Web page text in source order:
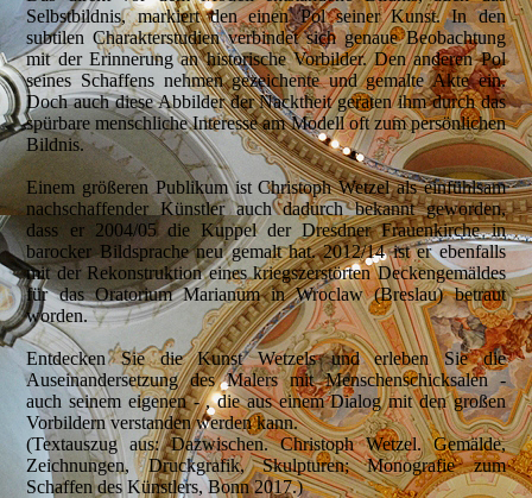
Selbstbildnis, markiert den einen Pol seiner Kunst. In den
subtilen Charakterstudien verbindet sich genaue Beobachtung
mit der Erinnerung an historische Vorbilder. Den anderen Pol
seines Schaffens nehmen gezeichente und gemalte Akte ein.
Doch auch diese Abbilder der Nacktheit geraten ihm durch das
spürbare menschliche Interesse am Modell oft zum persönlichen
Bildnis.
Einem größeren Publikum ist Christoph Wetzel als einfühlsam
nachschaffender Künstler auch dadurch bekannt geworden,
dass er 2004/05 die Kuppel der Dresdner Frauenkirche in
barocker Bildsprache neu gemalt hat. 2012/14 ist er ebenfalls
mit der Rekonstruktion eines kriegszerstörten Deckengemäldes
für das Oratorium Marianum in Wroclaw (Breslau) betraut
worden.
Entdecken Sie die Kunst Wetzels und erleben Sie die
Auseinandersetzung des Malers mit Menschenschicksalen -
auch seinem eigenen - , die aus einem Dialog mit den großen
Vorbildern verstanden werden kann.
(Textauszug aus: Dazwischen. Christoph Wetzel. Gemälde,
Zeichnungen, Druckgrafik, Skulpturen; Monografie zum
Schaffen des Künstlers, Bonn 2017.)